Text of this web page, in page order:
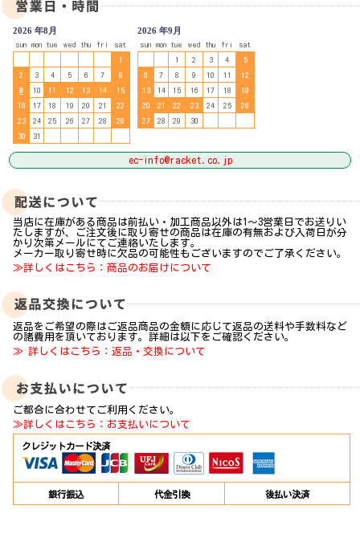
2026 年8月
sun mon tue wed thu fri
sat
1
2
3 4 5 6 7
8
9
10 11 12 13 14
15
16
17 18 19 20 21
22
23
24 25 26 27 28
29
30
31
2026 年9月
sun mon tue wed thu fri
sat
1
2 3 4
5
6
7 8 9 10 11
12
13
14 15 16 17 18
19
20
21 22 23 24 25
26
27
28 29 30
ec-info@racket.co.jp
当店に在庫がある商品は前払い・加工商品以外は1～3営業日でお送りい
たしますが、ご注文後に取り寄せの商品は在庫の有無および入荷日が分
かり次第メールにてご連絡いたします。
メーカー取り寄せ時に欠品の可能性もございますのでご了承ください。
≫詳しくはこちら：商品のお届けについて
返品をご希望の際はご返品商品の金額に応じて返品の送料や手数料など
の諸費用を頂いております。詳細は以下をご確認ください。
≫ 詳しくはこちら：返品・交換について
ご都合に合わせてご利用ください。
≫詳しくはこちら：お支払いについて
クレジットカード決済
銀行振込 代金引換 後払い決済